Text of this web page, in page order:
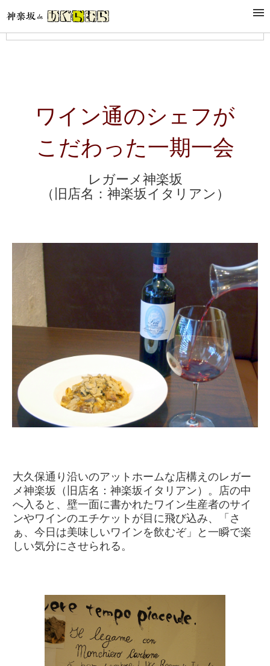
ワイン通のシェフが
こだわった一期一会
レガーメ神楽坂
（旧店名：神楽坂イタリアン）
大久保通り沿いのアットホームな店構えのレガー
メ神楽坂（旧店名：神楽坂イタリアン）。店の中
へ入ると、壁一面に書かれたワイン生産者のサイ
ンやワインのエチケットが目に飛び込み、「さ
ぁ、今日は美味しいワインを飲むぞ」と一瞬で楽
しい気分にさせられる。